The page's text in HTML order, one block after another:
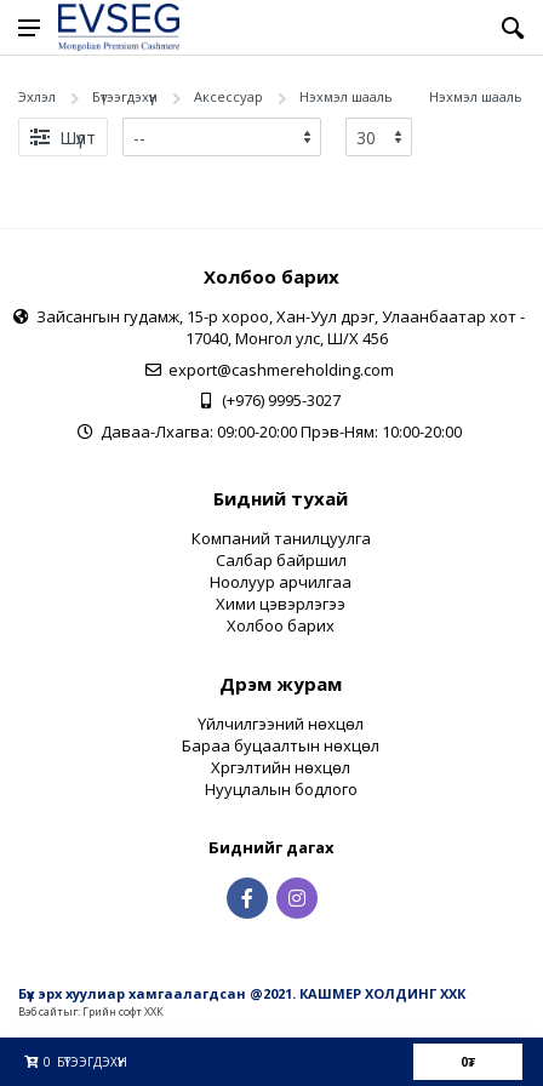
Эхлэл Бүтээгдэхүүн Аксессуар Нэхмэл шааль Нэхмэл шааль
Шүүлт
Холбоо барих
Зайсангын гудамж, 15-р хороо, Хан-Уул дүүрэг, Улаанбаатар хот -
17040, Монгол улс, Ш/Х 456
export@cashmereholding.com
(+976) 9995-3027
Даваа-Лхагва: 09:00-20:00 Пүрэв-Ням: 10:00-20:00
Бидний тухай
Компаний танилцуулга
Салбар байршил
Ноолуур арчилгаа
Хими цэвэрлэгээ
Холбоо барих
Дүрэм журам
Үйлчилгээний нөхцөл
Бараа буцаалтын нөхцөл
Хүргэлтийн нөхцөл
Нууцлалын бодлого
Биднийг дагах
Бүх эрх хуулиар хамгаалагдсан @2021. КАШМЕР ХОЛДИНГ ХХК
Вэб сайтыг: Грийн софт ХХК
0 БҮТЭЭГДЭХҮҮН 0₮